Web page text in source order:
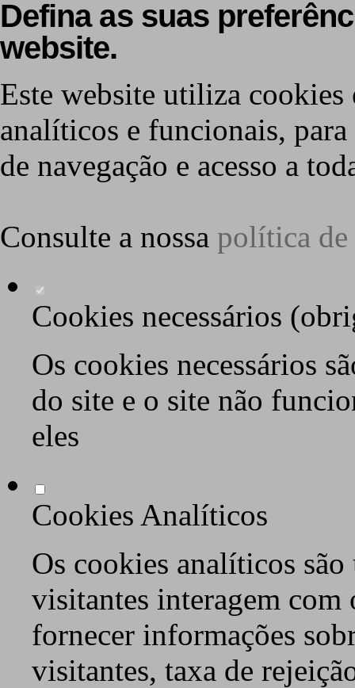
Defina as suas
website.
Este website utiliza cookies
analíticos e funcionais,
de navegação e acesso a
Consulte a nossa política de
Cookies necessários
Os cookies necessários
do site e o site não
eles
Cookies Analíticos
Os cookies analíticos são
visitantes interagem com
fornecer informações
visitantes, taxa de